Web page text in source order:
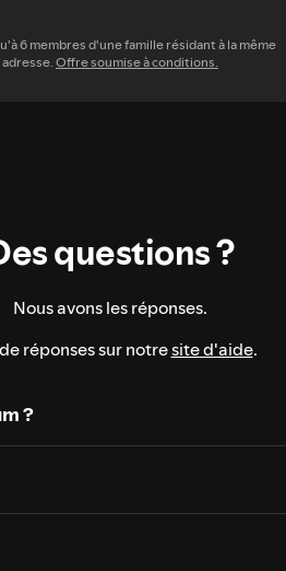
6 membres d'une famille résidant à la même
adresse.Offre soumise à conditions.
questions ?
Nous avons les réponses.
réponses sur notresite d'aide.
?